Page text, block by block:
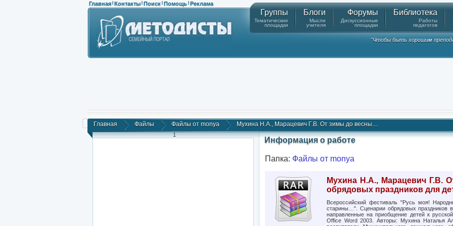
Главная | Контакты | Поиск | Помощь | Реклама
Группы
Тематические
площадки
Блоги
Мысли
учителя
Форумы
Дискуссионные
площадки
Библиотека
Работы
педагогов
"Чтобы быть хорошим
Главная Файлы Файлы от monya Мухина Н.А., Марацевич Г.В. От зимы до весны....
1
Информация о работе
Папка: Файлы от monya
Мухина Н.А., Марацевич Г.В.
обрядовых праздников для
Всероссийский фестиваль "Русь моя!
старины…". Сценарии обрядовых праздников
направленные на приобщение детей к
Office Word 2003. Авторы: Мухина Наталья